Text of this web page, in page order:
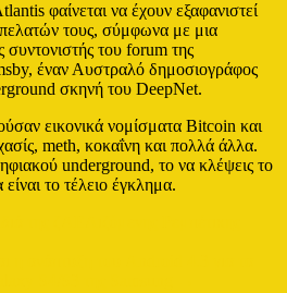
φαίνεται να έχουν εξαφανιστεί
πελατών τους, σύμφωνα με μια
του forum της
έναν Αυστραλό δημοσιογράφος
σκηνή του DeepNet.
εικονικά νομίσματα Bitcoin και
meth, κοκαΐνη και πολλά άλλα.
underground, το να κλέψεις το
το τέλειο έγκλημα.